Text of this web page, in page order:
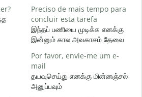
Preciso de mais tempo para
concluir esta tarefa
இந்தப் பணியை முடிக்க எனக்கு
இன்னும் கால அவகாசம் தேவை
Por favor, envie-me um e-
mail
தயவுசெய்து எனக்கு மின்னஞ்சல்
அனுப்பவும்